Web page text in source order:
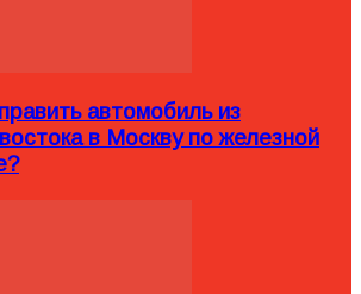
автомобиль из
в Москву по железной